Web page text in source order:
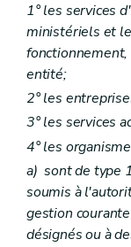
1° les services
ministériels et
entité;
2° les
3° les services
4° les
a) sont de type
soumis à
gestion
désignés ou à